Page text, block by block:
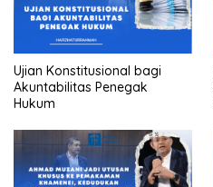
Ujian Konstitusional bagi
Akuntabilitas Penegak
Hukum